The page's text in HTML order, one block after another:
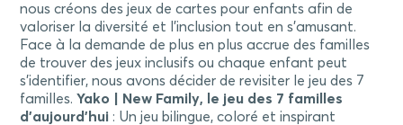
nous créons des jeux de cartes pour enfants afin de
valoriser la diversité et l’inclusion tout en s’amusant.
Face à la demande de plus en plus accrue des familles
de trouver des jeux inclusifs ou chaque enfant peut
s’identifier, nous avons décider de revisiter le jeu des 7
familles.Yako | New Family, le jeu des 7 familles
d’aujourd’hui : Un jeu bilingue, coloré et inspirant